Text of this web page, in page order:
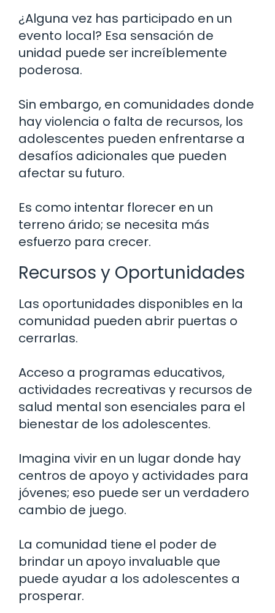
¿Alguna vez has participado en un
evento local? Esa sensación de
unidad puede ser increíblemente
poderosa.
Sin embargo, en comunidades donde
hay violencia o falta de recursos, los
adolescentes pueden enfrentarse a
desafíos adicionales que pueden
afectar su futuro.
Es como intentar florecer en un
terreno árido; se necesita más
esfuerzo para crecer.
Recursos y Oportunidades
Las oportunidades disponibles en la
comunidad pueden abrir puertas o
cerrarlas.
Acceso a programas educativos,
actividades recreativas y recursos de
salud mental son esenciales para el
bienestar de los adolescentes.
Imagina vivir en un lugar donde hay
centros de apoyo y actividades para
jóvenes; eso puede ser un verdadero
cambio de juego.
La comunidad tiene el poder de
brindar un apoyo invaluable que
puede ayudar a los adolescentes a
prosperar.